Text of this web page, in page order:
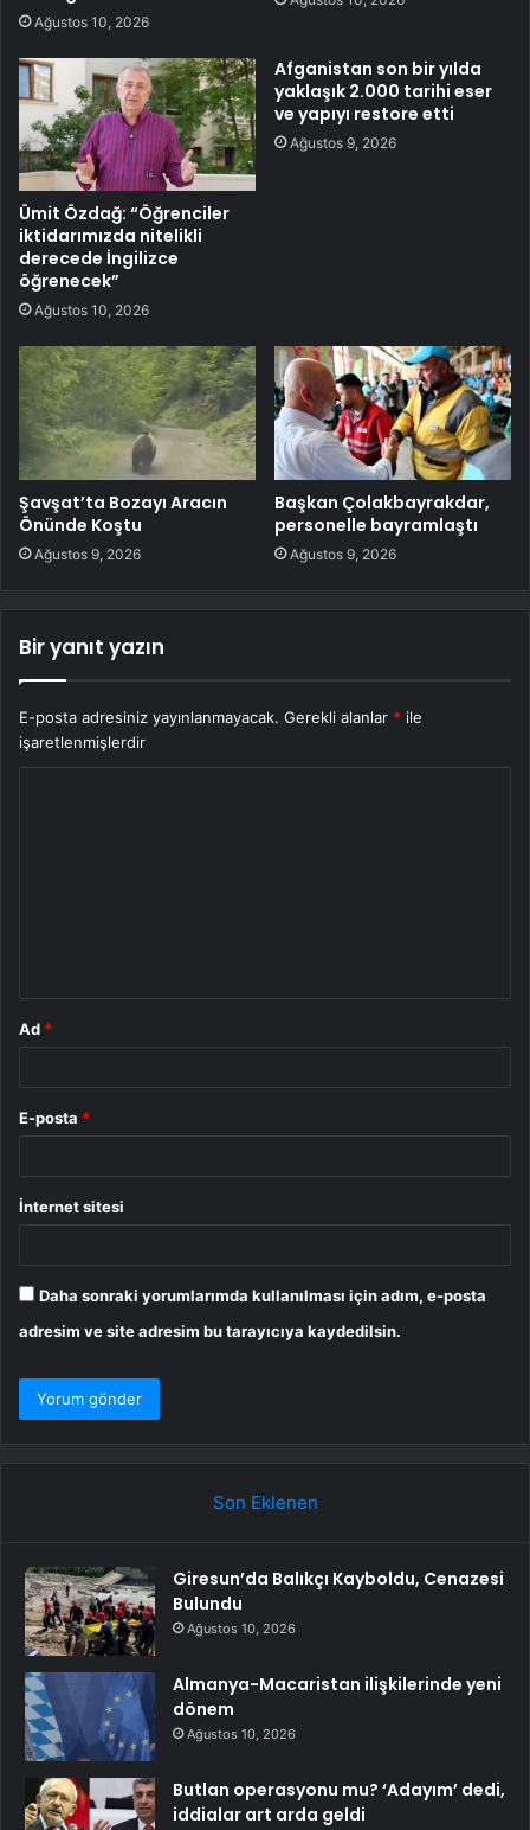
Ağustos 10, 2026
Ümit Özdağ: “Öğrenciler
iktidarımızda nitelikli
derecede İngilizce
öğrenecek”
Ağustos 10, 2026
Afganistan son bir yılda
yaklaşık 2.000 tarihi eser
ve yapıyı restore etti
Ağustos 9, 2026
Şavşat’ta Bozayı Aracın
Önünde Koştu
Ağustos 9, 2026
Başkan Çolakbayrakdar,
personelle bayramlaştı
Ağustos 9, 2026
Bir yanıt yazın
E-posta adresiniz yayınlanmayacak. Gerekli alanlar * ile
işaretlenmişlerdir
Ad *
E-posta *
İnternet sitesi
Daha sonraki yorumlarımda kullanılması için adım, e-posta
adresim ve site adresim bu tarayıcıya kaydedilsin.
Son Eklenen
Giresun’da Balıkçı Kayboldu, Cenazesi
Bulundu
Ağustos 10, 2026
Almanya-Macaristan ilişkilerinde yeni
dönem
Ağustos 10, 2026
Butlan operasyonu mu? ‘Adayım’ dedi,
iddialar art arda geldi